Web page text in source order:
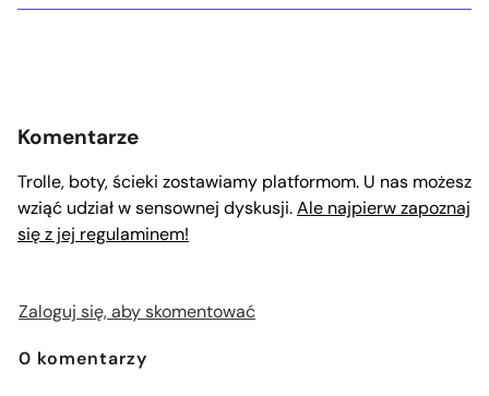
Komentarze
Trolle, boty, ścieki zostawiamy platformom. U nas możesz
wziąć udział w sensownej dyskusji.Ale najpierw zapoznaj
się z jej regulaminem!
Zaloguj się, aby skomentować
0 komentarzy